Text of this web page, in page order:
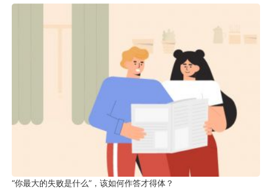
“你最大的失败是什么”，该如何作答才得体？